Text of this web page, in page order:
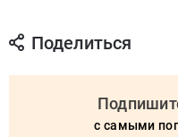
Поделиться
с самыми